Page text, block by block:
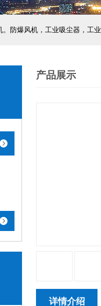
防爆风机，工业吸尘器，工
产品展示
详情介绍